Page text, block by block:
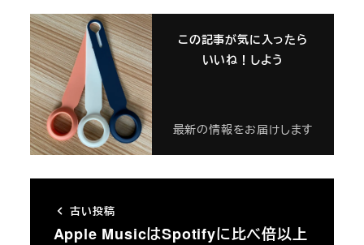
この記事が気に入ったら
いいね！しよう
最新の情報をお届けします
古い投稿
Apple MusicはSpotifyに比べ倍以上